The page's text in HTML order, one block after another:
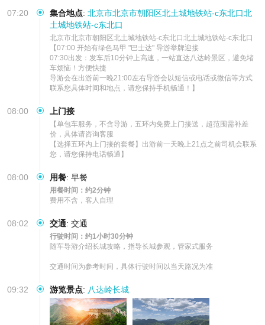
折扣。真无套路，无强制消
07:20 集合地点: 北京市北京市朝阳区北土城地铁站-c东北口北
土城地铁站-c东北口
北京市北京市朝阳区北土城地铁站-c东北口北土城地铁站-c东北口
【07:00 开始有绿色马甲 "巴士达" 导游举牌迎接
07:30出发：发车后10分钟上高速，一站直达八达岭景区，避免堵
车烦恼！方便快捷
导游会在出游前一晚21:00左右导游会以短信或电话或微信等方式
联系您具体时间和地点，请您保持手机畅通！】
08:00 上门接
【单包车服务，不含导游，五环内免费上门接送，超范围需补差
价，具体请咨询客服
【选择五环内上门接的套餐】出游前一天晚上21点之前司机会联系
您，请您保持电话畅通】
08:00 用餐: 早餐
用餐时间：约2分钟
费用不含，客人自理
08:02 交通: 交通
行驶时间：约1小时30分钟
随车导游介绍长城攻略，指导长城参观，管家式服务
交通时间为参考时间，具体行驶时间以当天路况为准
09:32 游览景点: 八达岭长城